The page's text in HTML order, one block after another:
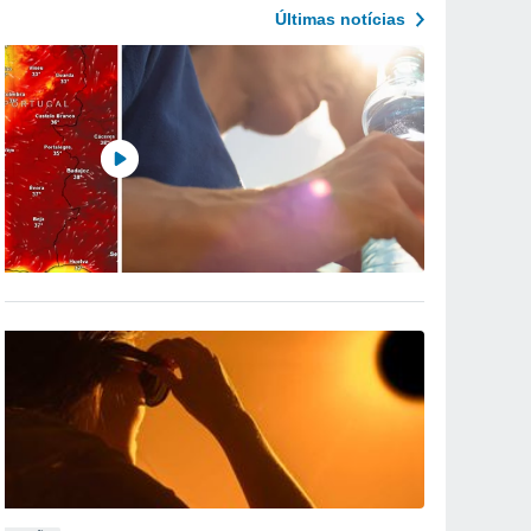
Últimas notícias